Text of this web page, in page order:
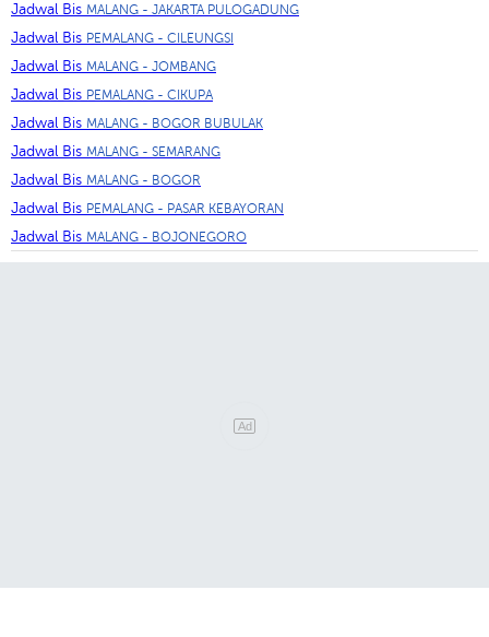
Jadwal Bis MALANG - JAKARTA PULOGADUNG
Jadwal Bis PEMALANG - CILEUNGSI
Jadwal Bis MALANG - JOMBANG
Jadwal Bis PEMALANG - CIKUPA
Jadwal Bis MALANG - BOGOR BUBULAK
Jadwal Bis MALANG - SEMARANG
Jadwal Bis MALANG - BOGOR
Jadwal Bis PEMALANG - PASAR KEBAYORAN
Jadwal Bis MALANG - BOJONEGORO